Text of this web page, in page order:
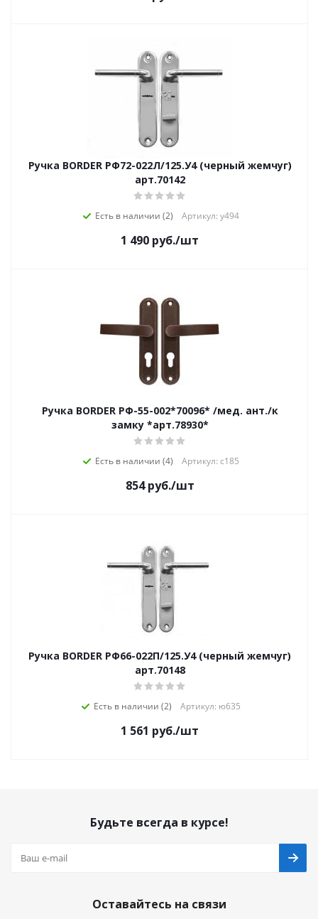
Ручка BORDER РФ72-022Л/125.У4 (черный жемчуг)
арт.70142
Есть в наличии (2) Артикул: у494
1 490 руб./шт
Ручка BORDER РФ-55-002*70096* /мед. ант./к
замку *арт.78930*
Есть в наличии (4) Артикул: с185
854руб./шт
Ручка BORDER РФ66-022П/125.У4 (черный жемчуг)
арт.70148
Есть в наличии (2) Артикул: ю635
1 561 руб./шт
Будьте всегда в курсе!
Оставайтесь на связи